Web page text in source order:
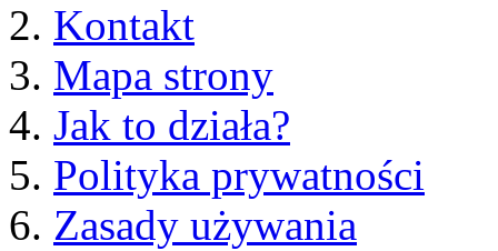
Kontakt
Mapa strony
Jak to działa?
Polityka prywatności
Zasady używania